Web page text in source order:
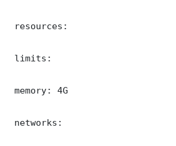
resources:
limits:
memory: 4G
networks: